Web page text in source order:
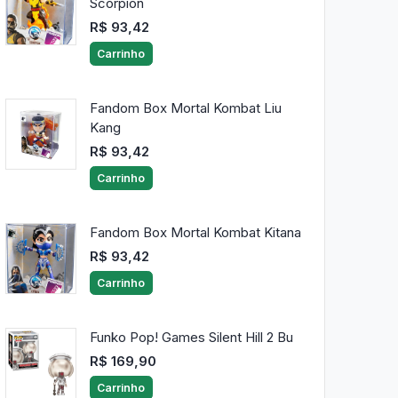
R$ 93,42
Carrinho
Fandom Box Mortal Kombat Liu
Kang
R$ 93,42
Carrinho
Fandom Box Mortal Kombat Kitana
R$ 93,42
Carrinho
Funko Pop! Games Silent Hill 2 Bu
R$ 169,90
Carrinho